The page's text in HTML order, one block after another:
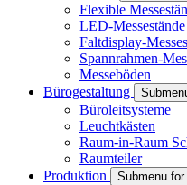
Flexible
LED-Messestände
Faltdisplay-
Spannrahmen-
Messeböden
Bürogestaltung
Büroleitsysteme
Leuchtkästen
Raum-in-Raum
Raumteiler
Produktion
Submenu